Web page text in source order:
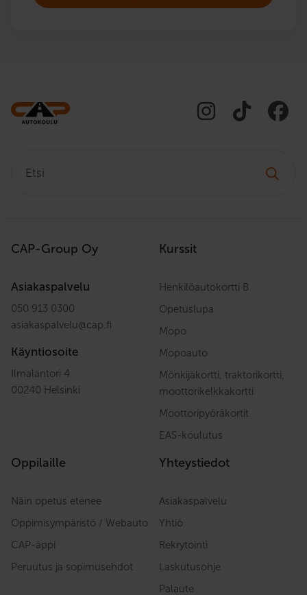
CAP-Group Oy
Asiakaspalvelu
050 913 0300
asiakaspalvelu@cap.fi
Käyntiosoite
Ilmalantori 4
00240 Helsinki
Kurssit
Henkilöautokortti B
Opetuslupa
Mopo
Mopoauto
Mönkijäkortti, traktorikortti,
moottorikelkkakortti
Moottoripyöräkortit
EAS-koulutus
Oppilaille
Näin opetus etenee
Oppimisympäristö / Webauto
CAP-äppi
Peruutus ja sopimusehdot
Yhteystiedot
Asiakaspalvelu
Yhtiö
Rekrytointi
Laskutusohje
Palaute